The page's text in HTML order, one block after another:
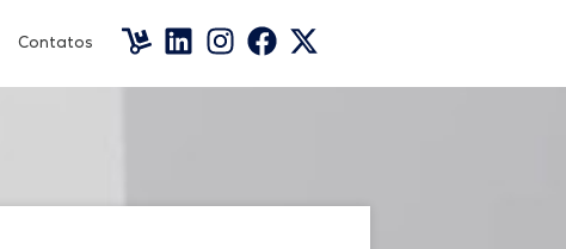
Contatos